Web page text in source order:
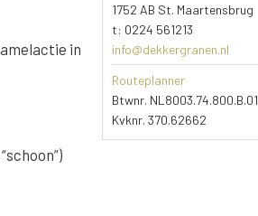
in
1752 AB St. Maartensbrug
t: 0224 561213
info@dekkergranen.nl
Routeplanner
Btwnr. NL8003.74.800.B.01
Kvknr. 370.62662